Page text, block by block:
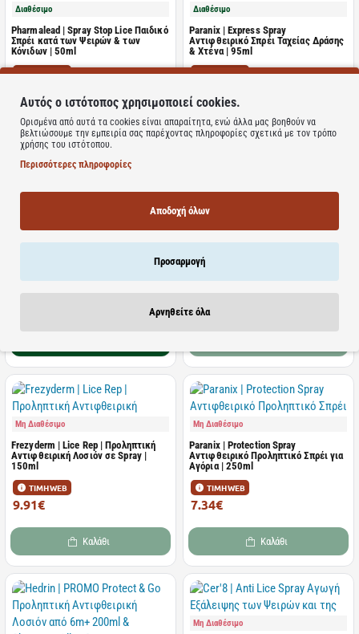
Διαθέσιμο
Pharmalead | Spray Stop Lice Παιδικό
Σπρέι κατά των Ψειρών & των
Κόνιδων | 50ml
ΤΙΜΗ WEB
Καλάθι
Διαθέσιμο
Paranix | Express Spray
Αντιφθειρικό Σπρέι Ταχείας Δράσης
& Χτένα | 95ml
ΤΙΜΗ WEB
Καλάθι
Paranix | Shampoo Σαμπουάν Αγωγή
της Κεφαλής & των Αυγών | 200ml
Μη Διαθέσιμο
Pharmasept | Tol Velvet X-Lice
Cologne Kid Care | Παιδική
6.67€
Μη Διαθέσιμο
Frezyderm | Lice Rep | Προληπτική
Αντιφθειρική Λοσιόν σε Spray |
150ml
ΤΙΜΗ WEB
9.91€
Καλάθι
Μη Διαθέσιμο
Paranix | Protection Spray
Αντιφθειρικό Προληπτικό Σπρέι για
Αγόρια | 250ml
ΤΙΜΗ WEB
7.34€
Καλάθι
Μη Διαθέσιμο
Αυτός ο ιστότοπος χρησιμοποιεί cookies.
Ορισμένα από αυτά τα cookies είναι απαραίτητα, ενώ άλλα μας βοηθούν να
βελτιώσουμε την εμπειρία σας παρέχοντας πληροφορίες σχετικά με τον τρόπο
χρήσης του ιστότοπου.
Περισσότερες πληροφορίες
Αποδοχή όλων
Προσαρμογή
Αρνηθείτε όλα